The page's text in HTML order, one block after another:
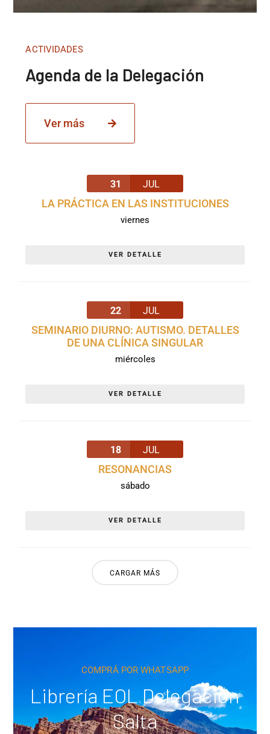
ACTIVIDADES
Agenda de la Delegación
Ver más
31 JUL
LA PRÁCTICA EN LAS INSTITUCIONES
viernes
VER DETALLE
22 JUL
SEMINARIO DIURNO: AUTISMO. DETALLES
DE UNA CLÍNICA SINGULAR
miércoles
VER DETALLE
18 JUL
RESONANCIAS
sábado
VER DETALLE
CARGAR MÁS
COMPRÁ POR WHATSAPP
Librería EOL Delegación
Salta